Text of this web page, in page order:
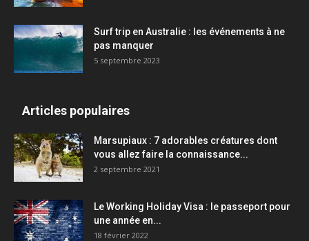
Surf trip en Australie : les événements à ne
pas manquer
5 septembre 2023
Articles populaires
Marsupiaux : 7 adorables créatures dont
vous allez faire la connaissance...
2 septembre 2021
Le Working Holiday Visa : le passeport pour
une année en...
18 février 2022